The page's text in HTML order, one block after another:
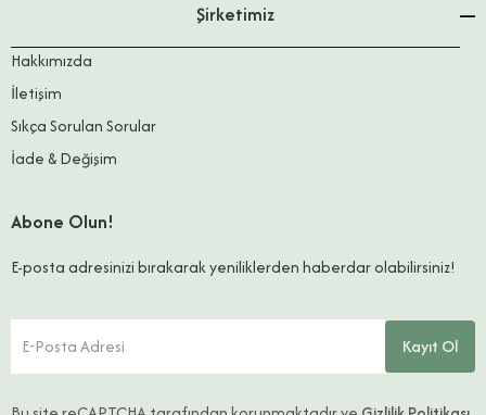
Şirketimiz
Hakkımızda
İletişim
Sıkça Sorulan Sorular
İade & Değişim
Abone Olun!
E-posta adresinizi bırakarak yeniliklerden haberdar olabilirsiniz!
E-Posta Adresi Kayıt Ol